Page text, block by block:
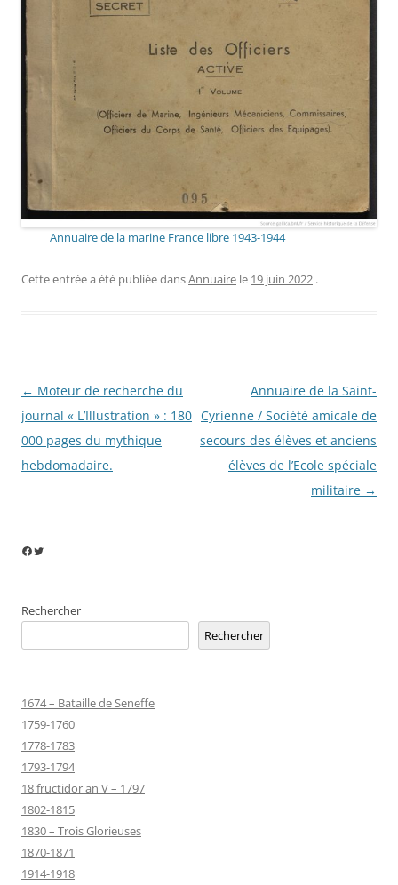
Annuaire de la marine France libre 1943-1944
Cette entrée a été publiée dansAnnuaire le 19 juin 2022 .
Navigation
des
articles
← Moteur de recherche du
journal « L’Illustration » : 180
000 pages du mythique
hebdomadaire.
Annuaire de la Saint-
Cyrienne / Société amicale de
secours des élèves et anciens
élèves de l’Ecole spéciale
militaire →
Facebook
Twitter
Rechercher
Rechercher
1674 – Bataille de Seneffe
1759-1760
1778-1783
1793-1794
18 fructidor an V – 1797
1802-1815
1830 – Trois Glorieuses
1870-1871
1914-1918